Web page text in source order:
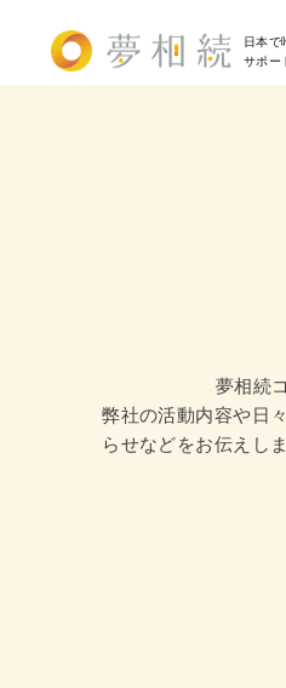
日本で
サポー
夢相続
弊社の活動内容や日
らせなどをお伝えし